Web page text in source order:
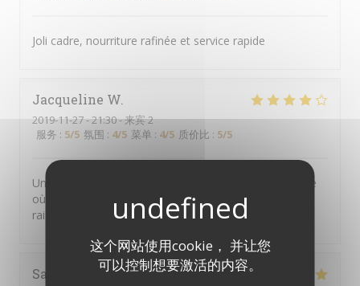
这个网站使用cookie， 并让您
可以控制想要激活的内容。
Joli cadre, nourriture rafinée et service rapide
Jacqueline W
2019-11-27- 21:30 - 来宾 2
服务 : 5/5 氛围 : 4/5 菜单 : 4/5 质价比 : 5/5
Un joli petit restaurant dans le Marais, plein de charme
où l’on sert une excellente cuisine thaï. Prix très
raisonnable et personnel attentif. On recommande !
Sandra